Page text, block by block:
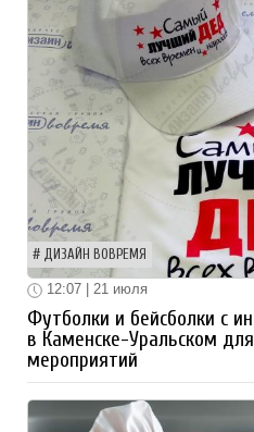
ДИЗАЙН ВОВРЕМЯ
12:07 | 21 июля
Футболки и бейсболки с
в Каменске-Уральском
мероприятий